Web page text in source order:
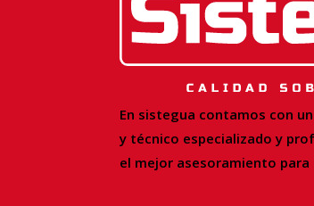
En sistegua contamos con
y técnico especializado y
el mejor asesoramiento